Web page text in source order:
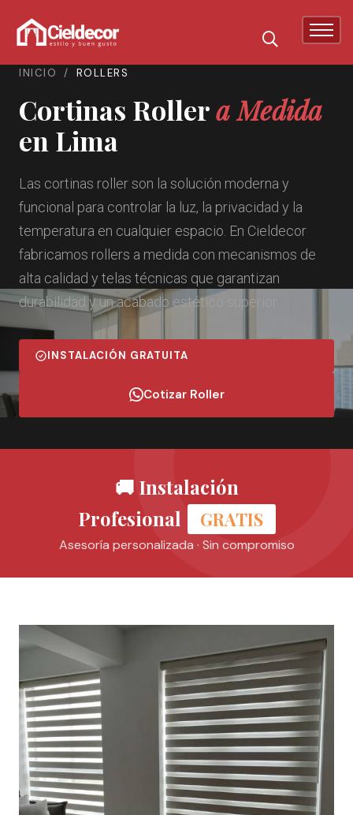
INICIO / ROLLERS
Cortinas Rollera Medida
en Lima
Las cortinas roller son la solución moderna y
funcional para controlar la luz, la privacidad y la
temperatura en cualquier espacio. En Cieldecor
fabricamos rollers a medida con mecanismos de
alta calidad y telas técnicas que garantizan
durabilidad y un acabado estético superior.
INSTALACIÓN GRATUITA
Cotizar Roller
🚚 Instalación
Profesional
GRATIS
Asesoría personalizada · Sin compromiso